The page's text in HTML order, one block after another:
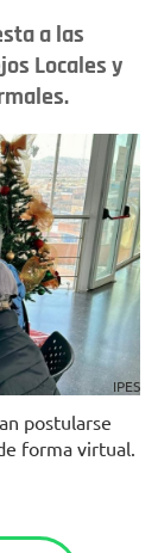
a las
Locales y
IPES
postularse
forma virtual.